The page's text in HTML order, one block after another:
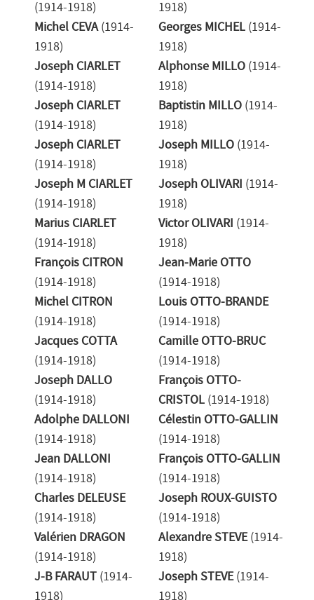
(1914-1918)
Michel CEVA(1914-
1918)
Joseph CIARLET
(1914-1918)
Joseph CIARLET
(1914-1918)
Joseph CIARLET
(1914-1918)
Joseph M CIARLET
(1914-1918)
Marius CIARLET
(1914-1918)
François CITRON
(1914-1918)
Michel CITRON
(1914-1918)
Jacques COTTA
(1914-1918)
Joseph DALLO
(1914-1918)
Adolphe DALLONI
(1914-1918)
Jean DALLONI
(1914-1918)
Charles DELEUSE
(1914-1918)
Valérien DRAGON
(1914-1918)
J-B FARAUT (1914-
1918)
1918)
Georges MICHEL (1914-
1918)
Alphonse MILLO (1914-
1918)
Baptistin MILLO (1914-
1918)
Joseph MILLO (1914-
1918)
Joseph OLIVARI (1914-
1918)
Victor OLIVARI (1914-
1918)
Jean-Marie OTTO
(1914-1918)
Louis OTTO-BRANDE
(1914-1918)
Camille OTTO-BRUC
(1914-1918)
François OTTO-
CRISTOL (1914-1918)
Célestin OTTO-GALLIN
(1914-1918)
François OTTO-GALLIN
(1914-1918)
Joseph ROUX-GUISTO
(1914-1918)
Alexandre STEVE(1914-
1918)
Joseph STEVE(1914-
1918)